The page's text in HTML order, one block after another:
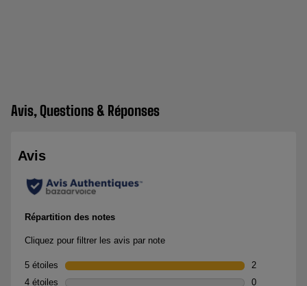
Avis, Questions & Réponses